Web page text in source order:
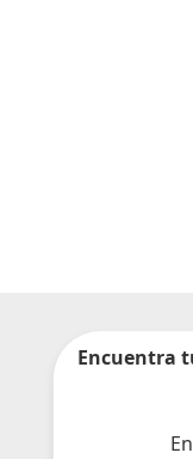
Encuentra